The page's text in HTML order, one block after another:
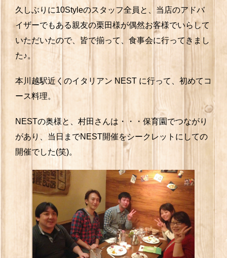
久しぶりに10Styleのスタッフ全員と、当店のアドバ
イザーでもある親友の栗田様が偶然お客様でいらして
いただいたので、皆で揃って、食事会に行ってきまし
た♪。
本川越駅近くのイタリアン NEST に行って、初めてコ
ース料理。
NESTの奥様と、村田さんは・・・保育園でつながり
があり、当日までNEST開催をシークレットにしての
開催でした(笑)。